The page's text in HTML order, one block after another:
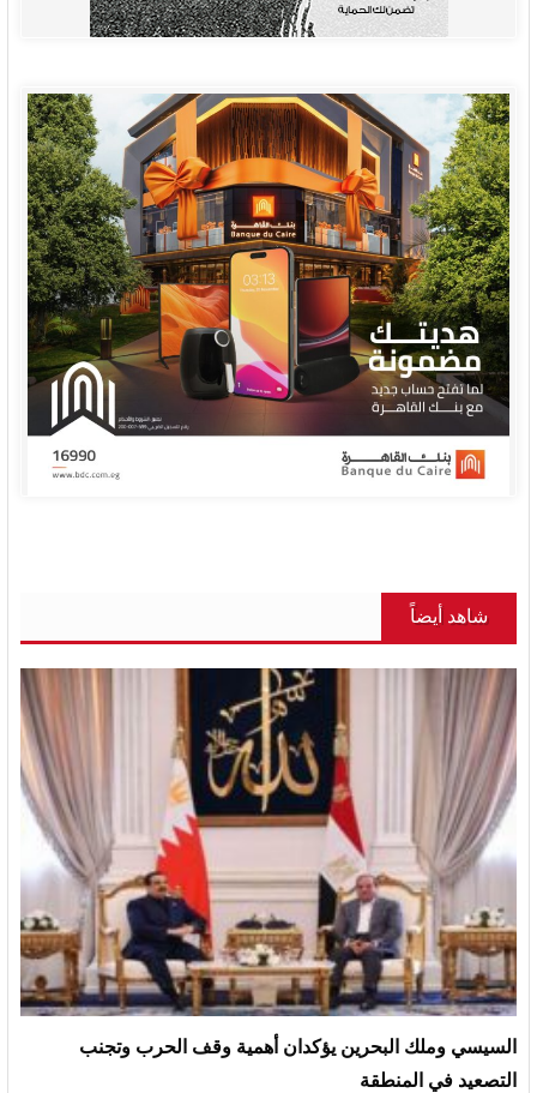
شاهد أيضاً
السيسي وملك البحرين يؤكدان أهمية وقف الحرب وتجنب
التصعيد في المنطقة